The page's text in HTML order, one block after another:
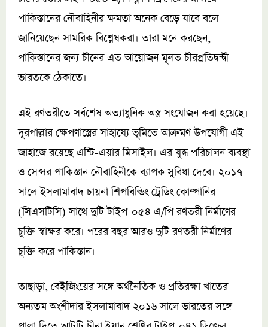
পাকিস্তানের নৌবাহিনীর ক্ষমতা অনেক বেড়ে যাবে বলে
জানিয়েছেন সামরিক বিশ্লেষকরা। তারা মনে করছেন,
পাকিস্তানের জন্য চীনের এত আয়োজন মূলত চীরপ্রতিদ্বন্দ্বী
ভারতকে ঠেকাতে।
এই রণতরীতে সর্বশেষ অত্যাধুনিক অস্ত্র সংযোজন করা হয়েছে।
দূরপাল্লার ক্ষেপণাস্ত্রের সাহায্যে ভূমিতে আক্রমণ উপযোগী এই
জাহাজে রয়েছে এন্টি-এয়ার মিসাইল। এর যুদ্ধ পরিচালন ব্যবস্থা
ও সেন্সর পাকিস্তান নৌবাহিনীকে ব্যাপক সুবিধা দেবে। ২০১৭
সালে ইসলামাবাদ চায়না শিপবিল্ডিং ট্রেডিং কোম্পানির
(সিএসটিসি) সাথে দুটি টাইপ-০৫৪ এ/পি রণতরী নির্মাণের
চুক্তি স্বাক্ষর করে। পরের বছর আরও দুটি রণতরী নির্মাণের
চুক্তি করে পাকিস্তান।
তাছাড়া, বেইজিংয়ের সঙ্গে অর্থনৈতিক ও প্রতিরক্ষা খাতের
অন্যতম অংশীদার ইসলামাবাদ ২০১৬ সালে ভারতের সঙ্গে